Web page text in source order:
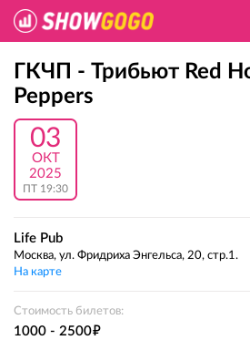
ГКЧП - Трибьют Red
Peppers
03
ОКТ
2025
ПТ 19:30
Life Pub
Москва, ул. Фридриха Энгельса, 20, стр.1.
На карте
Стоимость билетов:
1000 - 2500е